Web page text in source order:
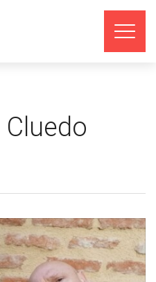
Cluedo